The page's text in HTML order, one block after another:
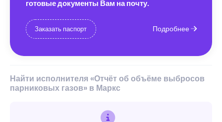
готовые документы Вам на почту.
Заказать паспорт Подробнее
Найти исполнителя «Отчёт об объёме выбросов
парниковых газов» в Маркс